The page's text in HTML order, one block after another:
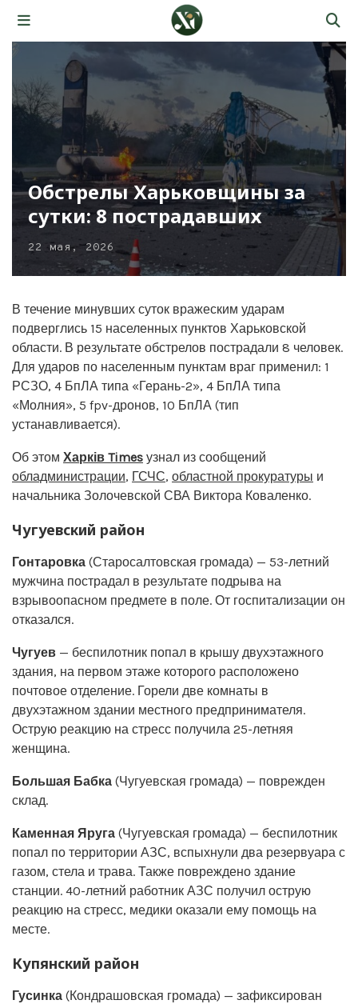
Обстрелы Харьковщины за
сутки: 8 пострадавших
22 мая, 2026
В течение минувших суток вражеским ударам
подверглись 15 населенных пунктов Харьковской
области. В результате обстрелов пострадали 8 человек.
Для ударов по населенным пунктам враг применил: 1
РСЗО, 4 БпЛА типа «Герань-2», 4 БпЛА типа
«Молния», 5 fpv-дронов, 10 БпЛА (тип
устанавливается).
Об этом Харків Times узнал из сообщений
обладминистрации, ГСЧС, областной прокуратуры и
начальника Золочевской СВА Виктора Коваленко.
Чугуевский район
Гонтаровка (Старосалтовская громада) — 53-летний
мужчина пострадал в результате подрыва на
взрывоопасном предмете в поле. От госпитализации он
отказался.
Чугуев — беспилотник попал в крышу двухэтажного
здания, на первом этаже которого расположено
почтовое отделение. Горели две комнаты в
двухэтажном здании местного предпринимателя.
Острую реакцию на стресс получила 25-летняя
женщина.
Большая Бабка (Чугуевская громада) — поврежден
склад.
Каменная Яруга (Чугуевская громада) — беспилотник
попал по территории АЗС, вспыхнули два резервуара с
газом, стела и трава. Также повреждено здание
станции. 40-летний работник АЗС получил острую
реакцию на стресс, медики оказали ему помощь на
месте.
Купянский район
Гусинка (Кондрашовская громада) — зафиксирован